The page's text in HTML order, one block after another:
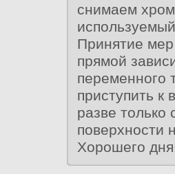
снимаем
Принятие
прямой
переменного
приступить к
разве
Хорошего